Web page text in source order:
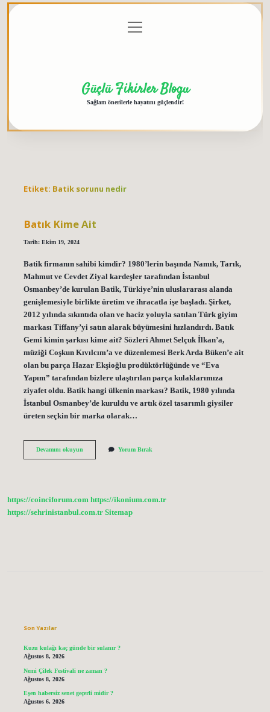
menüyü
aç
Güçlü Fikirler Blogu
Sağlam önerilerle hayatını güçlendir!
Etiket: Batik sorunu nedir
Batık Kime Ait
Tarih: Ekim 19, 2024
Batik firmanın sahibi kimdir? 1980’lerin başında Namık, Tarık,
Mahmut ve Cevdet Ziyal kardeşler tarafından İstanbul
Osmanbey’de kurulan Batik, Türkiye’nin uluslararası alanda
genişlemesiyle birlikte üretim ve ihracatla işe başladı. Şirket,
2012 yılında sıkıntıda olan ve haciz yoluyla satılan Türk giyim
markası Tiffany’yi satın alarak büyümesini hızlandırdı. Batık
Gemi kimin şarkısı kime ait? Sözleri Ahmet Selçuk İlkan’a,
müziği Coşkun Kıvılcım’a ve düzenlemesi Berk Arda Büken’e ait
olan bu parça Hazar Ekşioğlu prodüktörlüğünde ve “Eva
Yapım” tarafından bizlere ulaştırılan parça kulaklarımıza
ziyafet oldu. Batik hangi ülkenin markası? Batik, 1980 yılında
İstanbul Osmanbey’de kuruldu ve artık özel tasarımlı giysiler
üreten seçkin bir marka olarak…
Devamını okuyunBatık
Yorum Bırak
https://coinciforum.com https://ikonium.com.tr
https://sehrinistanbul.com.tr Sitemap
Son Yazılar
Kuzu kulağı kaç günde bir sulanır ?
Ağustos 8, 2026
Nemi Çilek Festivali ne zaman ?
Ağustos 8, 2026
Eşen habersiz senet geçerli midir ?
Ağustos 6, 2026